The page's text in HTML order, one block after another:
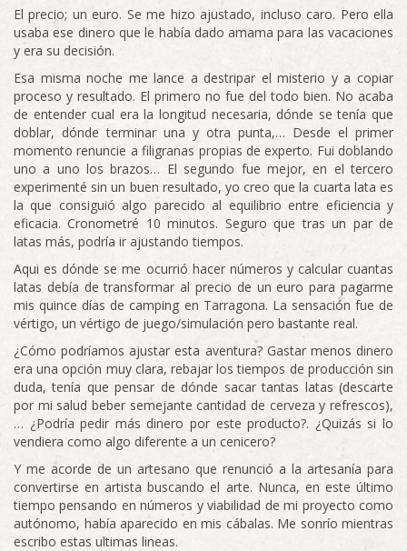
El precio; un euro. Se me hizo ajustado, incluso caro. Pero ella
usaba ese dinero que le había dado amama para las vacaciones
y era su decisión.
Esa misma noche me lance a destripar el misterio y a copiar
proceso y resultado. El primero no fue del todo bien. No acaba
de entender cual era la longitud necesaria, dónde se tenía que
doblar, dónde terminar una y otra punta,… Desde el primer
momento renuncie a filigranas propias de experto. Fui doblando
uno a uno los brazos… El segundo fue mejor, en el tercero
experimenté sin un buen resultado, yo creo que la cuarta lata es
la que consiguió algo parecido al equilibrio entre eficiencia y
eficacia. Cronometré 10 minutos. Seguro que tras un par de
latas más, podría ir ajustando tiempos.
Aqui es dónde se me ocurrió hacer números y calcular cuantas
latas debía de transformar al precio de un euro para pagarme
mis quince días de camping en Tarragona. La sensación fue de
vértigo, un vértigo de juego/simulación pero bastante real.
¿Cómo podríamos ajustar esta aventura? Gastar menos dinero
era una opción muy clara, rebajar los tiempos de producción sin
duda, tenía que pensar de dónde sacar tantas latas (descarte
por mi salud beber semejante cantidad de cerveza y refrescos),
… ¿Podría pedir más dinero por este producto?. ¿Quizás si lo
vendiera como algo diferente a un cenicero?
Y me acorde de un artesano que renunció a la artesanía para
convertirse en artista buscando el arte. Nunca, en este último
tiempo pensando en números y viabilidad de mi proyecto como
autónomo, había aparecido en mis cábalas. Me sonrío mientras
escribo estas ultimas lineas.